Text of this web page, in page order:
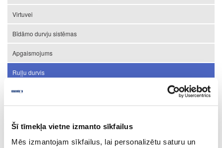
Šī tīmekļa vietne izmanto sīkfailus
Mēs izmantojam sīkfailus, lai personalizētu saturu un
Virtuvei
Bīdāmo durvju sistēmas
Apgaismojums
Ruļļu durvis
Metallic Line